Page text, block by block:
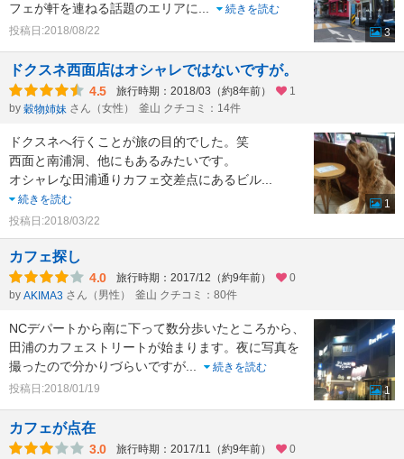
フェが軒を連ねる話題のエリアに
続きを読む
投稿日:2018/08/22
3
ドクスネ西面店はオシャレではないですが。
4.5 旅行時期：2018/03（約8年前）
1
by 穀物姉妹 さん（女性） 釜山 クチコミ：14件
ドクスネへ行くことが旅の目的でした。笑
西面と南浦洞、他にもあるみたいです。
オシャレな田浦通りカフェ交差点にあるビル
続きを読む
投稿日:2018/03/22
1
カフェ探し
4.0 旅行時期：2017/12（約9年前）
0
by AKIMA3 さん（男性） 釜山 クチコミ：80件
NCデパートから南に下って数分歩いたところから、
田浦のカフェストリートが始まります。夜に写真を
撮ったので分かりづらいですが
続きを読む
投稿日:2018/01/19
1
カフェが点在
3.0 旅行時期：2017/11（約9年前）
0